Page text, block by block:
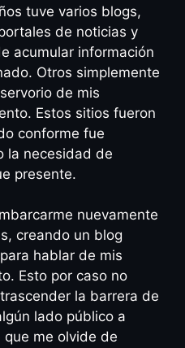
tuve varios blogs,
de noticias y
acumular información
Otros simplemente
de mis
Estos sitios fueron
conforme fue
la necesidad de
presente.
nuevamente
creando un blog
hablar de mis
Esto por caso no
la barrera de
lado público a
me olvide de